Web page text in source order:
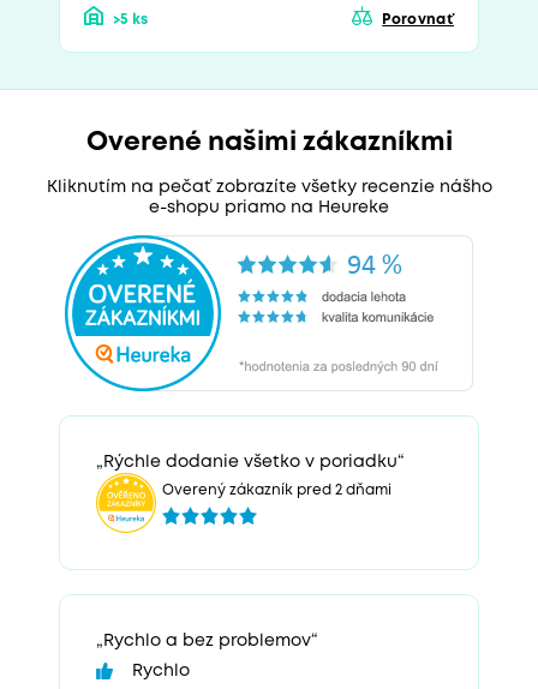
>5 ks Porovnať
Overené našimi zákazníkmi
Kliknutím na pečať zobrazíte všetky recenzie nášho
e-shopu priamo na Heureke
„Rýchle dodanie všetko v poriadku“
Overený zákazník pred 2 dňami
„Rychlo a bez problemov“
Rychlo